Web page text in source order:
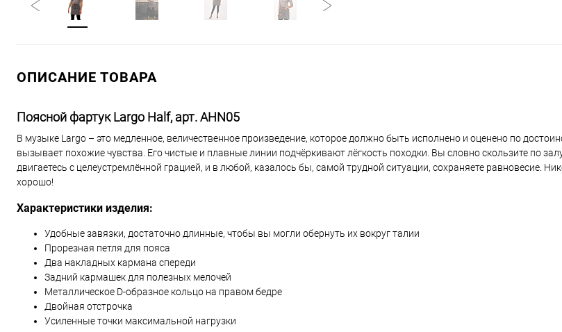
ОПИСАНИЕ ТОВАРА
Поясной фартук Largo Half, арт. AHN05
В музыке Largo – это медленное, величественное произведение, которое должно быть исполнено и оценено по
вызывает похожие чувства. Его чистые и плавные линии подчёркивают лёгкость походки. Вы словно скользите по
двигаетесь с целеустремлённой грацией, и в любой, казалось бы, самой трудной ситуации, сохраняете равновесие.
хорошо!
Характеристики изделия:
Удобные завязки, достаточно длинные, чтобы вы могли обернуть их вокруг талии
Прорезная петля для пояса
Два накладных кармана спереди
Задний кармашек для полезных мелочей
Металлическое D-образное кольцо на правом бедре
Двойная отстрочка
Усиленные точки максимальной нагрузки